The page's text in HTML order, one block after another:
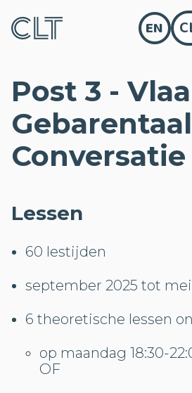
EN
Post 3 -
Gebarentaal
Conversatie
Lessen
60 lestijden
september 2025 tot
6 theoretische lessen
op maandag 18:30-
OF